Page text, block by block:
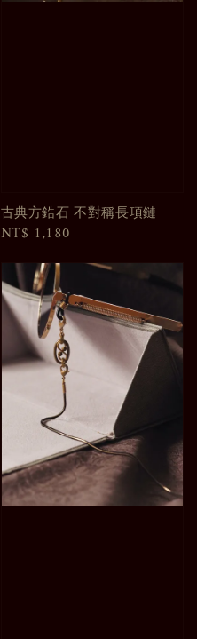
古典方鋯石 不對稱長項鏈
Regular
NT$ 1,180